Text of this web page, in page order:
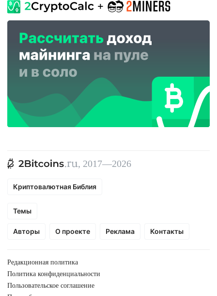
, 2017—2026
Криптовалютная Библия
Темы
Авторы О проекте Реклама Контакты
Редакционная политика
Политика конфиденциальности
Пользовательское соглашение